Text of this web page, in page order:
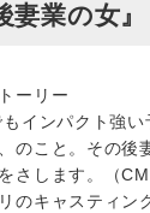
妻業の女
ーリー
インパクト強
のこと。その後
さします。（
のキャスティン